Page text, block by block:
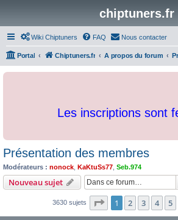
chiptuners.fr
Wiki Chiptuners FAQ Nous contacter
Portal Chiptuners.fr A propos du forum
Les inscriptions sont
Présentation des membres
Modérateurs : nonock KaKtuSs77 Seb.974
Nouveau sujet
3630 sujets Page 1sur121
1 2 3 4 5